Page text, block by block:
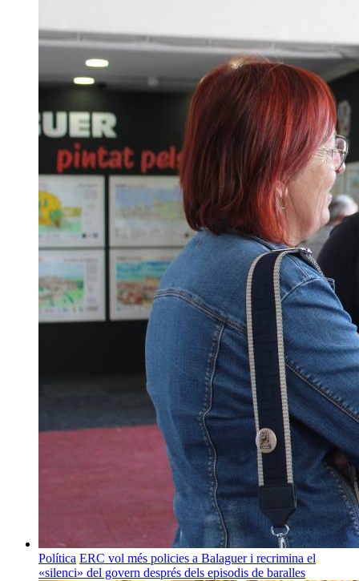
Política ERC vol més policies a Balaguer i recrimina el
«silenci» del govern després dels episodis de baralles